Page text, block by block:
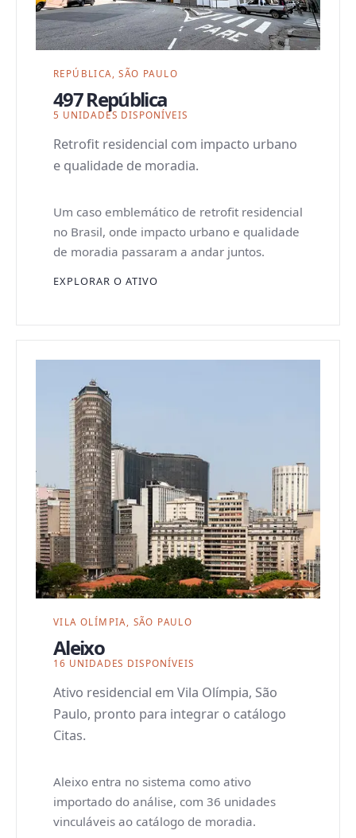
REPÚBLICA, SÃO PAULO
497 República
5 UNIDADES DISPONÍVEIS
Retrofit residencial com impacto urbano
e qualidade de moradia.
Um caso emblemático de retrofit residencial
no Brasil, onde impacto urbano e qualidade
de moradia passaram a andar juntos.
EXPLORAR O ATIVO
VILA OLÍMPIA, SÃO PAULO
Aleixo
16 UNIDADES DISPONÍVEIS
Ativo residencial em Vila Olímpia, São
Paulo, pronto para integrar o catálogo
Citas.
Aleixo entra no sistema como ativo
importado do análise, com 36 unidades
vinculáveis ao catálogo de moradia.